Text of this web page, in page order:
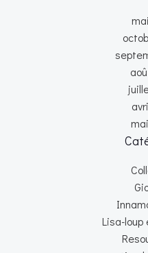
Lisa-loup